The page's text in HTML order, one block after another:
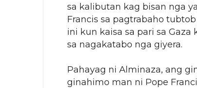
sa kalibutan kag bisan nga
Francis sa pagtrabaho
ini kun kaisa sa pari sa
sa nagakatabo nga giyera.
Pahayag ni Alminaza, ang
ginahimo man ni Pope